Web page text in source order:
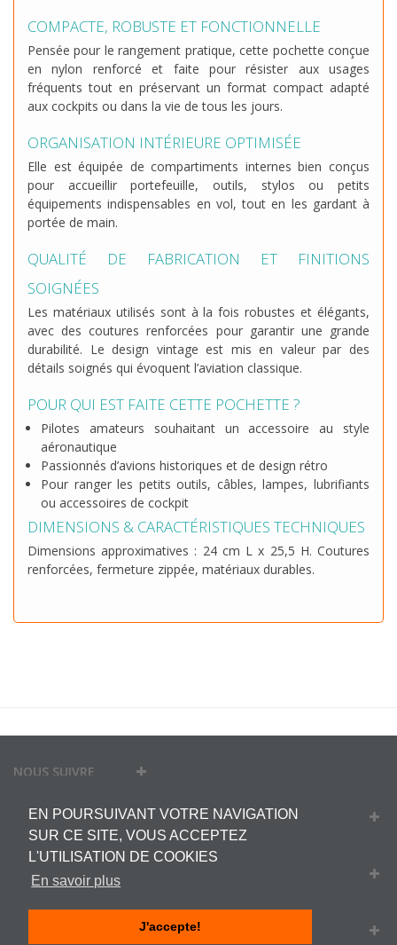
EN POURSUIVANT VOTRE NAVIGATION
SUR CE SITE, VOUS ACCEPTEZ
L'UTILISATION DE COOKIES
En savoir plus
J'accepte!
COMPACTE, ROBUSTE ET FONCTIONNELLE
Pensée pour le rangement pratique, cette pochette conçue
en nylon renforcé et faite pour résister aux usages
fréquents tout en préservant un format compact adapté
aux cockpits ou dans la vie de tous les jours.
ORGANISATION INTÉRIEURE OPTIMISÉE
Elle est équipée de compartiments internes bien conçus
pour accueillir portefeuille, outils, stylos ou petits
équipements indispensables en vol, tout en les gardant à
portée de main.
QUALITÉ DE FABRICATION ET FINITIONS
SOIGNÉES
Les matériaux utilisés sont à la fois robustes et élégants,
avec des coutures renforcées pour garantir une grande
durabilité. Le design vintage est mis en valeur par des
détails soignés qui évoquent l’aviation classique.
POUR QUI EST FAITE CETTE POCHETTE ?
Pilotes amateurs souhaitant un accessoire au style
aéronautique
Passionnés d’avions historiques et de design rétro
Pour ranger les petits outils, câbles, lampes, lubrifiants
ou accessoires de cockpit
DIMENSIONS & CARACTÉRISTIQUES TECHNIQUES
Dimensions approximatives : 24 cm L x 25,5 H. Coutures
renforcées, fermeture zippée, matériaux durables.
NOUS SUIVRE
MON COMPTE
INFORMATIONS
INFORMATIONS SUR VOTRE BOUTIQUE